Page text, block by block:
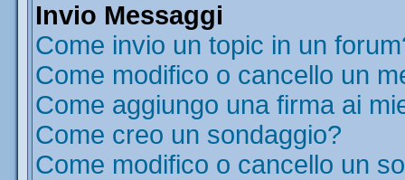
Invio Messaggi
Come invio un topic in un
Come modifico o cancello un
Come aggiungo una firma ai
Come creo un sondaggio?
Come modifico o cancello un